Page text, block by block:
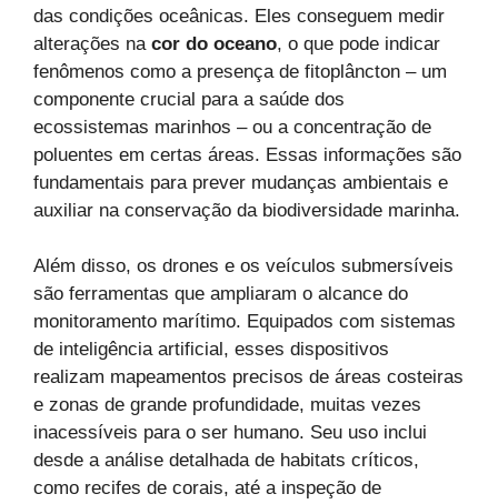
das condições oceânicas. Eles conseguem medir
alterações na cor do oceano, o que pode indicar
fenômenos como a presença de fitoplâncton – um
componente crucial para a saúde dos
ecossistemas marinhos – ou a concentração de
poluentes em certas áreas. Essas informações são
fundamentais para prever mudanças ambientais e
auxiliar na conservação da biodiversidade marinha.
Além disso, os drones e os veículos submersíveis
são ferramentas que ampliaram o alcance do
monitoramento marítimo. Equipados com sistemas
de inteligência artificial, esses dispositivos
realizam mapeamentos precisos de áreas costeiras
e zonas de grande profundidade, muitas vezes
inacessíveis para o ser humano. Seu uso inclui
desde a análise detalhada de habitats críticos,
como recifes de corais, até a inspeção de